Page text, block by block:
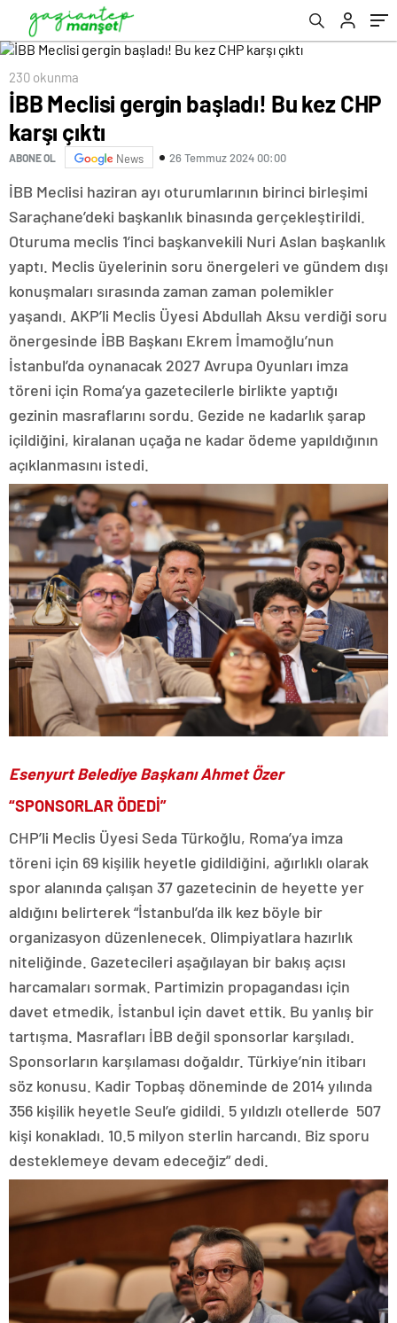
230 okunma
İBB Meclisi gergin başladı! Bu kez CHP
karşı çıktı
ABONE OL News 26 Temmuz 2024 00:00
İBB Meclisi haziran ayı oturumlarının birinci birleşimi
Saraçhane’deki başkanlık binasında gerçekleştirildi.
Oturuma meclis 1’inci başkanvekili Nuri Aslan başkanlık
yaptı. Meclis üyelerinin soru önergeleri ve gündem dışı
konuşmaları sırasında zaman zaman polemikler
yaşandı. AKP’li Meclis Üyesi Abdullah Aksu verdiği soru
önergesinde İBB Başkanı Ekrem İmamoğlu’nun
İstanbul’da oynanacak 2027 Avrupa Oyunları imza
töreni için Roma’ya gazetecilerle birlikte yaptığı
gezinin masraflarını sordu. Gezide ne kadarlık şarap
içildiğini, kiralanan uçağa ne kadar ödeme yapıldığının
açıklanmasını istedi.
Esenyurt Belediye Başkanı Ahmet Özer
“SPONSORLAR ÖDEDİ”
CHP’li Meclis Üyesi Seda Türkoğlu, Roma’ya imza
töreni için 69 kişilik heyetle gidildiğini, ağırlıklı olarak
spor alanında çalışan 37 gazetecinin de heyette yer
aldığını belirterek “İstanbul’da ilk kez böyle bir
organizasyon düzenlenecek. Olimpiyatlara hazırlık
niteliğinde. Gazetecileri aşağılayan bir bakış açısı
harcamaları sormak. Partimizin propagandası için
davet etmedik, İstanbul için davet ettik. Bu yanlış bir
tartışma. Masrafları İBB değil sponsorlar karşıladı.
Sponsorların karşılaması doğaldır. Türkiye’nin itibarı
söz konusu. Kadir Topbaş döneminde de 2014 yılında
356 kişilik heyetle Seul’e gidildi. 5 yıldızlı otellerde 507
kişi konakladı. 10.5 milyon sterlin harcandı. Biz sporu
desteklemeye devam edeceğiz” dedi.